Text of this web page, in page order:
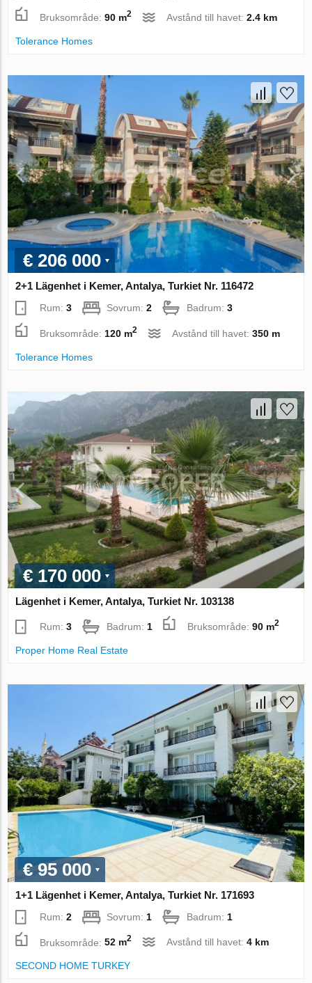
Bruksområde:90 m2 Avstånd till havet:2.4 km
Tolerance Homes
€ 206 000
2+1 Lägenhet i Kemer, Antalya, Turkiet Nr. 116472
Rum:3 Sovrum:2 Badrum:3
Bruksområde: 120 m2 Avstånd till havet:350 m
Tolerance Homes
€ 170 000
Lägenhet i Kemer, Antalya, Turkiet Nr. 103138
Rum:3 Badrum: 1 Bruksområde:90 m2
Proper Home Real Estate
€ 95 000
1+1 Lägenhet i Kemer, Antalya, Turkiet Nr. 171693
Rum:2 Sovrum: 1 Badrum: 1
Bruksområde:52 m2 Avstånd till havet:4 km
SECOND HOME TURKEY